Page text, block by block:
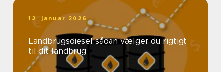
12. januar 2026
Landbrugsdiesel sådan vælger du rigtigt
til dit landbrug